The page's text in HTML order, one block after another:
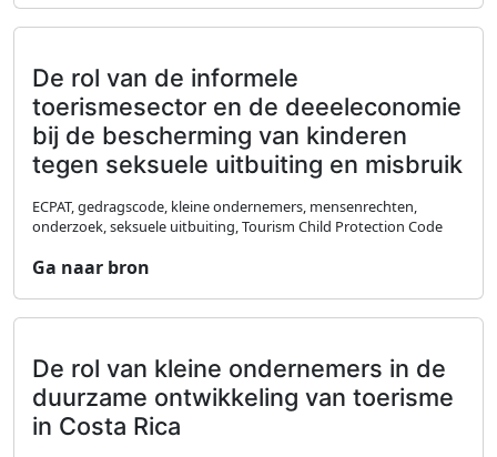
De rol van de informele
toerismesector en de deeeleconomie
bij de bescherming van kinderen
tegen seksuele uitbuiting en misbruik
ECPAT, gedragscode, kleine ondernemers, mensenrechten,
onderzoek, seksuele uitbuiting, Tourism Child Protection Code
Ga naar bron
De rol van kleine ondernemers in de
duurzame ontwikkeling van toerisme
in Costa Rica